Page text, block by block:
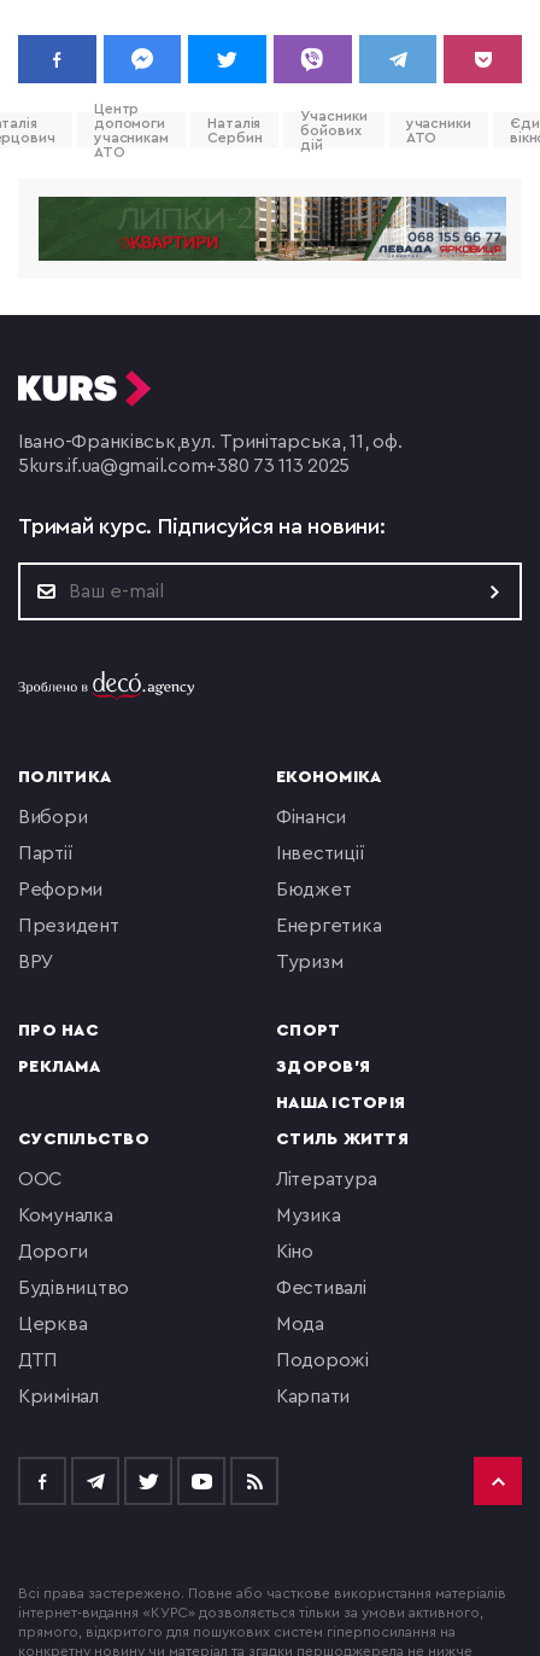
Центр
допомоги
учасникам
АТО
Наталія
Сербин
Учасники
бойових
дій
учасники
АТО
Івано-Франківськ,вул. Тринітарська, 11, оф.
5 kurs.if.ua@gmail.com+380 73 113 2025
Тримай курс. Підписуйся на новини:
ПОЛІТИКА
вибори
партії
реформи
президент
ВРУ
ПРО НАС
РЕКЛАМА
ЕКОНОМІКА
фінанси
інвестиції
бюджет
енергетика
туризм
СПОРТ
ЗДОРОВ'Я
НАША ІСТОРІЯ
СУСПІЛЬСТВО
ООС
комуналка
Дороги
будівництво
церква
ДТП
кримінал
СТИЛЬ ЖИТТЯ
література
музика
кіно
фестивалі
мода
подорожі
Карпати
Всі права застережено. Повне або часткове використання матеріалів
інтернет-видання «КУРС» дозволяється тільки за умови активного,
прямого, відкритого для пошукових систем гіперпосилання на
конкретну новину чи матеріал та згадки першоджерела не нижче